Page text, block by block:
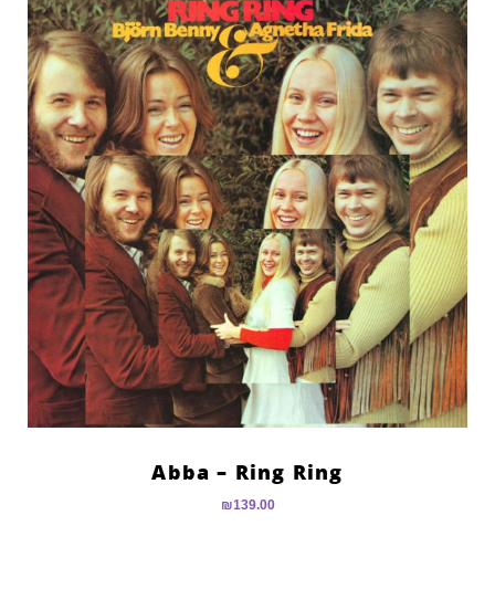
Abba – Ring Ring
₪139.00